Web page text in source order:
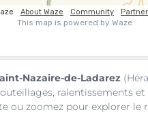
Nazaire-de-Ladarez
ralentissements
ou zoomez pour explorer le